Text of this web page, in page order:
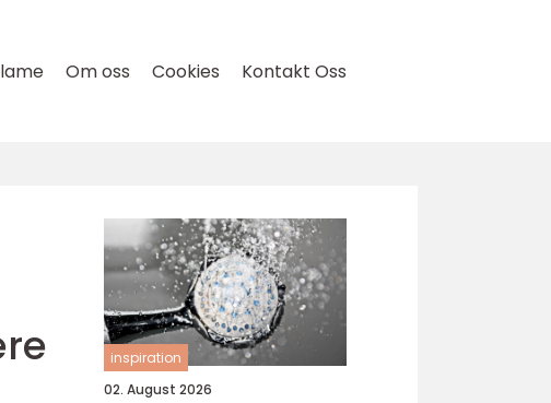
Om oss Cookies Kontakt Oss
inspiration
02. August 2026